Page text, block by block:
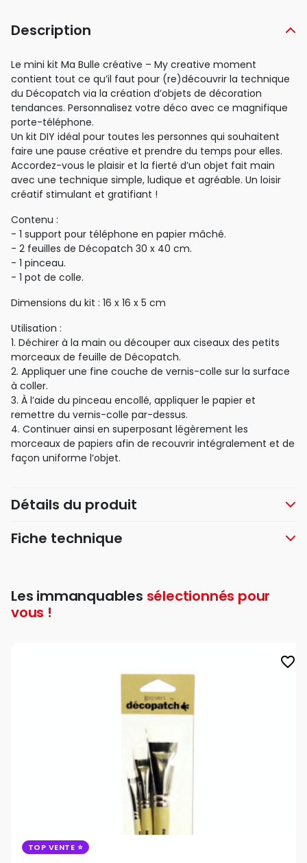
Description
Le mini kit Ma Bulle créative – My creative moment
contient tout ce qu’il faut pour (re)découvrir la technique
du Décopatch via la création d’objets de décoration
tendances. Personnalisez votre déco avec ce magnifique
porte-téléphone.
Un kit DIY idéal pour toutes les personnes qui souhaitent
faire une pause créative et prendre du temps pour elles.
Accordez-vous le plaisir et la fierté d’un objet fait main
avec une technique simple, ludique et agréable. Un loisir
créatif stimulant et gratifiant !
Contenu :
- 1 support pour téléphone en papier mâché.
- 2 feuilles de Décopatch 30 x 40 cm.
- 1 pinceau.
- 1 pot de colle.
Dimensions du kit : 16 x 16 x 5 cm
Utilisation :
1. Déchirer à la main ou découper aux ciseaux des petits
morceaux de feuille de Décopatch.
2. Appliquer une fine couche de vernis-colle sur la surface
à coller.
3. À l’aide du pinceau encollé, appliquer le papier et
remettre du vernis-colle par-dessus.
4. Continuer ainsi en superposant légèrement les
morceaux de papiers afin de recouvrir intégralement et de
façon uniforme l’objet.
Détails du produit
Fiche technique
Les immanquables sélectionnés pour
vous !
favorite_border
TOP VENTE